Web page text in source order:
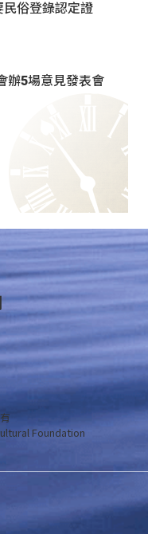
俗登錄認定證
辦5場意見發表會
Foundation